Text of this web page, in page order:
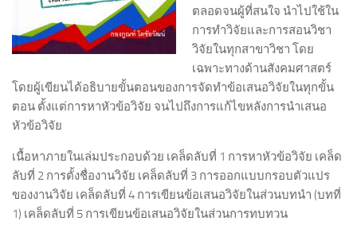
ตลอดจนผู้ที่สนใจ นำไปใช้ใน
การทำวิจัยและการสอนวิชา
วิจัยในทุกสาขาวิชา โดย
เฉพาะทางด้านสังคมศาสตร์
โดยผู้เขียนได้อธิบายขั้นตอนของการจัดทำข้อเสนอวิจัยในทุกขั้น
ตอน ตั้งแต่การหาหัวข้อวิจัย จนไปถึงการแก้ไขหลังการนำเสนอ
หัวข้อวิจัย
เนื้อหาภายในเล่มประกอบด้วย เคล็ดลับที่ 1 การหาหัวข้อวิจัย เคล็ด
ลับที่ 2 การตั้งชื่องานวิจัย เคล็ดลับที่ 3 การออกแบบกรอบตัวแปร
ของงานวิจัย เคล็ดลับที่ 4 การเขียนข้อเสนอวิจัยในส่วนบทนำ (บทที่
1) เคล็ดลับที่ 5 การเขียนข้อเสนอวิจัยในส่วนการทบทวน